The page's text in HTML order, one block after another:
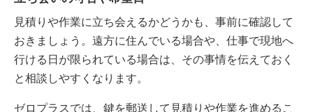
見積りや作業に立ち会えるかどうかも、事前に確認して
おきましょう。遠方に住んでいる場合や、仕事で現地へ
行ける日が限られている場合は、その事情を伝えておく
と相談しやすくなります。
ゼロプラスでは、鍵を郵送して見積りや作業を進めるこ